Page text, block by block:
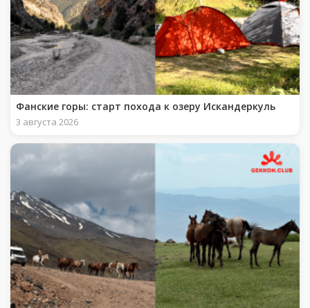
Фанские горы: старт похода к озеру Искандеркуль
3 августа 2026